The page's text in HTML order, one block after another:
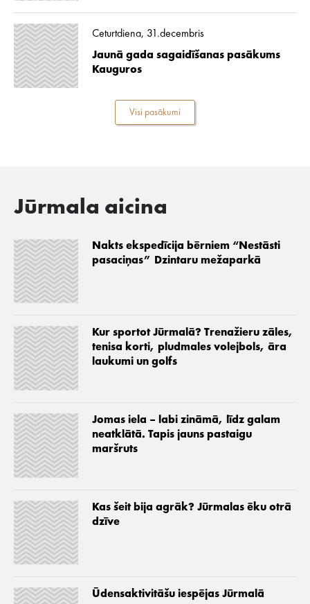
Ceturtdiena, 31.decembris
Jaunā gada sagaidīšanas pasākums
Kauguros
Visi pasākumi
Jūrmala aicina
Nakts ekspedīcija bērniem “Nestāsti
pasaciņas” Dzintaru mežaparkā
Kur sportot Jūrmalā? Trenažieru zāles,
tenisa korti, pludmales volejbols, āra
laukumi un golfs
Jomas iela – labi zināmā, līdz galam
neatklātā. Tapis jauns pastaigu
maršruts
Kas šeit bija agrāk? Jūrmalas ēku otrā
dzīve
Ūdensaktivitāšu iespējas Jūrmalā